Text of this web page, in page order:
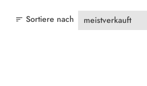
sort Sortiere nach